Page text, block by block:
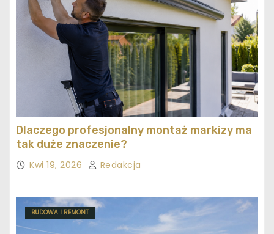
Dlaczego profesjonalny montaż markizy ma
tak duże znaczenie?
Kwi 19, 2026 Redakcja
BUDOWA I REMONT